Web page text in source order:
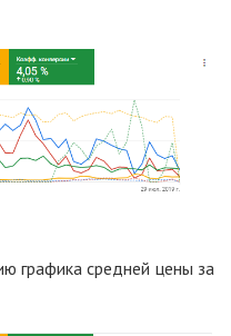
графика средней цены за